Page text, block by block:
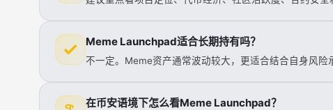
Meme Launchpad适合长期持有吗？
不一定。Meme资产通常波动较大，更适合结合自身风险
在币安语境下怎么看Meme Launchpad？